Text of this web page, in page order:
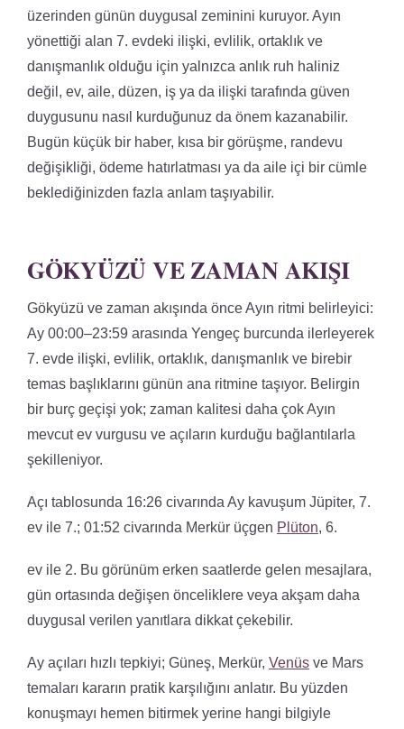
üzerinden günün duygusal zeminini kuruyor. Ayın
yönettiği alan 7. evdeki ilişki, evlilik, ortaklık ve
danışmanlık olduğu için yalnızca anlık ruh haliniz
değil, ev, aile, düzen, iş ya da ilişki tarafında güven
duygusunu nasıl kurduğunuz da önem kazanabilir.
Bugün küçük bir haber, kısa bir görüşme, randevu
değişikliği, ödeme hatırlatması ya da aile içi bir cümle
beklediğinizden fazla anlam taşıyabilir.
GÖKYÜZÜ VE ZAMAN AKIŞI
Gökyüzü ve zaman akışında önce Ayın ritmi belirleyici:
Ay 00:00–23:59 arasında Yengeç burcunda ilerleyerek
7. evde ilişki, evlilik, ortaklık, danışmanlık ve birebir
temas başlıklarını günün ana ritmine taşıyor. Belirgin
bir burç geçişi yok; zaman kalitesi daha çok Ayın
mevcut ev vurgusu ve açıların kurduğu bağlantılarla
şekilleniyor.
Açı tablosunda 16:26 civarında Ay kavuşum Jüpiter, 7.
ev ile 7.; 01:52 civarında Merkür üçgen Plüton, 6.
ev ile 2. Bu görünüm erken saatlerde gelen mesajlara,
gün ortasında değişen önceliklere veya akşam daha
duygusal verilen yanıtlara dikkat çekebilir.
Ay açıları hızlı tepkiyi; Güneş, Merkür, Venüs ve Mars
temaları kararın pratik karşılığını anlatır. Bu yüzden
konuşmayı hemen bitirmek yerine hangi bilgiyle